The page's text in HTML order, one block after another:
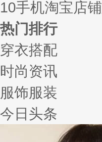
10手机淘宝店
热门排行
穿衣搭配
时尚资讯
服饰服装
今日头条